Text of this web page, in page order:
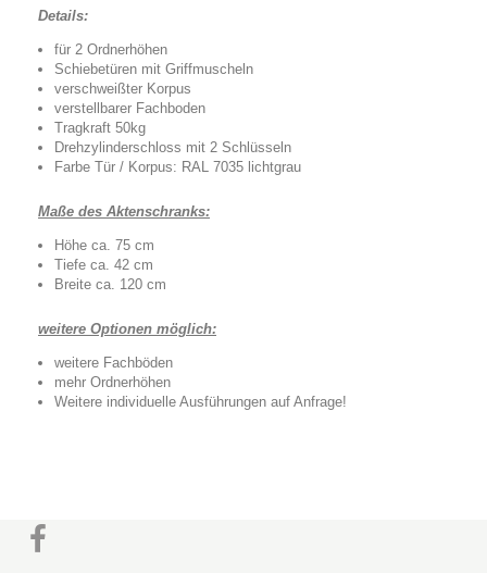
Details:
für 2 Ordnerhöhen
Schiebetüren mit Griffmuscheln
verschweißter Korpus
verstellbarer Fachboden
Tragkraft 50kg
Drehzylinderschloss mit 2 Schlüsseln
Farbe Tür / Korpus: RAL 7035 lichtgrau
Maße des Aktenschranks:
Höhe ca. 75 cm
Tiefe ca. 42 cm
Breite ca. 120 cm
weitere Optionen möglich:
weitere Fachböden
mehr Ordnerhöhen
Weitere individuelle Ausführungen auf Anfrage!